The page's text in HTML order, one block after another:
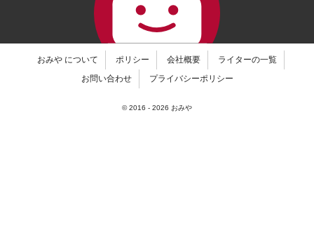
おみや について ポリシー 会社概要
ライターの一覧
お問い合わせ
プライバシーポリシー
© 2016 - 2026 おみや